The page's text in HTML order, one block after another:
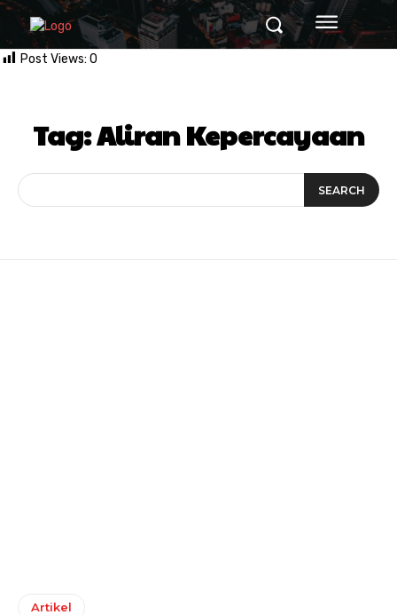
Post Views: 0
Tag:Aliran Kepercayaan
SEARCH
Artikel